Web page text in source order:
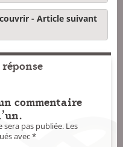
- Article suivant
commentaire
sera pas publiée. Les
avec*